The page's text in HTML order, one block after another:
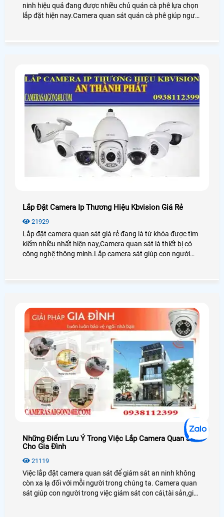
ninh hiệu quả đang được nhiều chủ quán cà phê lựa chọn
lắp đặt hiện nay.Camera quan sát quán cà phê giúp người
Lắp Đặt Camera Ip Thương Hiệu Kbvision Giá Rẻ
21929
Lắp đặt camera quan sát giá rẻ đang là từ khóa được tìm
kiếm nhiều nhất hiện nay,Camera quan sát là thiết bị có
công nghệ thông minh.Lắp camera sát giúp con người
Những Điểm Lưu Ý Trong Việc Lắp Camera Quan Sát
Cho Gia Đình
21119
Việc lắp đặt camera quan sát để giám sát an ninh không
còn xa lạ đối với mỗi người trong chúng ta. Camera quan
sát giúp con người trong việc giám sát con cái,tài sản,giúp